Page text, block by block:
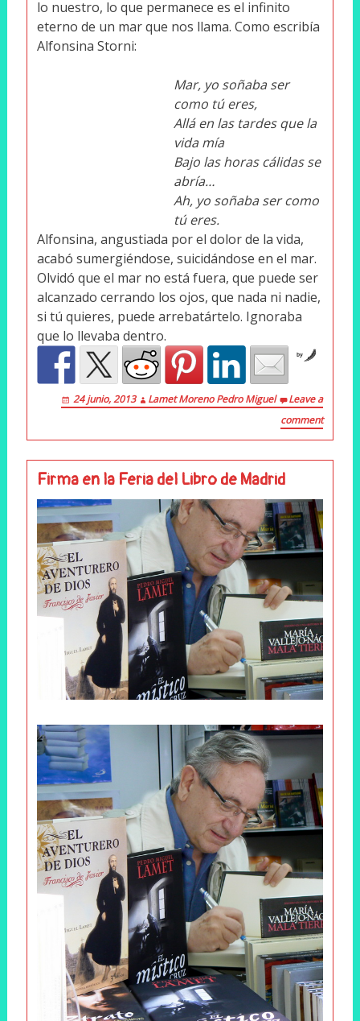
lo nuestro, lo que permanece es el infinito
eterno de un mar que nos llama. Como escribía
Alfonsina Storni:
Mar, yo soñaba ser
como tú eres,
Allá en las tardes que la
vida mía
Bajo las horas cálidas se
abría…
Ah, yo soñaba ser como
tú eres.
Alfonsina, angustiada por el dolor de la vida,
acabó sumergiéndose, suicidándose en el mar.
Olvidó que el mar no está fuera, que puede ser
alcanzado cerrando los ojos, que nada ni nadie,
si tú quieres, puede arrebatártelo. Ignoraba
que lo llevaba dentro.
by
24 junio, 2013 Lamet Moreno Pedro Miguel
Leave a
comment
Firma en la Feria del Libro de Madrid